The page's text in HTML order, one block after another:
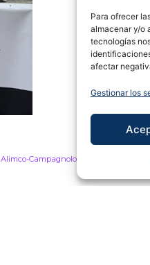
Para ofrecer
almacenar y/o
tecnologías
afectar
Gestionar los
Alimco-Campagnolo se embarca en la